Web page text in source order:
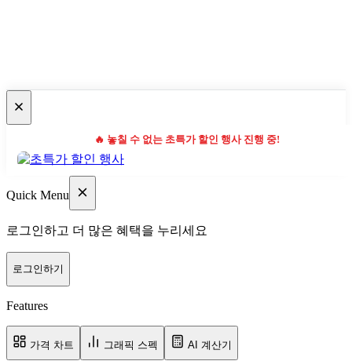
🔥 놓칠 수 없는 초특가 할인 행사 진행 중!
Quick Menu
로그인하고 더 많은 혜택을 누리세요
로그인하기
Features
가격 차트 그래픽 스펙 AI 계산기